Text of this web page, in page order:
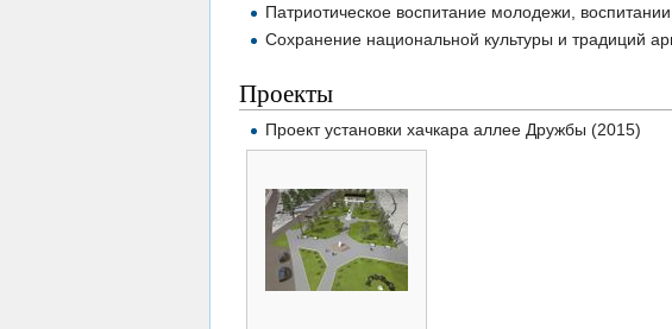
Патриотическое воспитание молодежи,
Сохранение национальной культуры и традиций
Проекты
Проект установки хачкара аллее Дружбы (2015)